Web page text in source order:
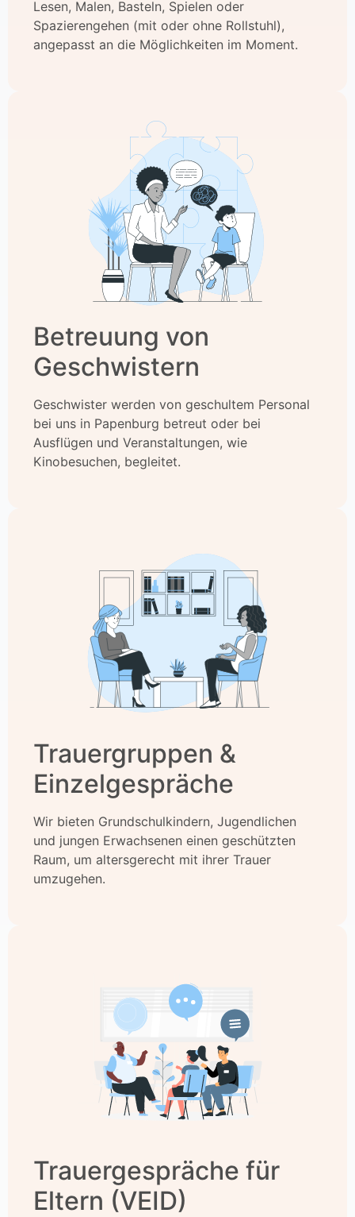
Lesen, Malen, Basteln, Spielen oder
Spazierengehen (mit oder ohne Rollstuhl),
angepasst an die Möglichkeiten im Moment.
Betreuung von
Geschwistern
Geschwister werden von geschultem Personal
bei uns in Papenburg betreut oder bei
Ausflügen und Veranstaltungen, wie
Kinobesuchen, begleitet.
Trauergruppen &
Einzelgespräche
Wir bieten Grundschulkindern, Jugendlichen
und jungen Erwachsenen einen geschützten
Raum, um altersgerecht mit ihrer Trauer
umzugehen.
Trauergespräche für
Eltern (VEID)